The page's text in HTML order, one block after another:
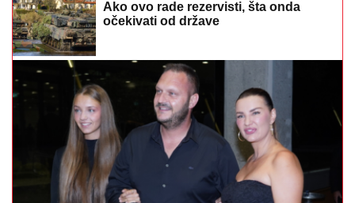
(FOTO) MILICU VELIČKOVIĆ ZADESILA NOVA
NEPRIJATNOST NA ADI BOJANIProlazi kroz agoniju,
oglasila se i otkrila šta se dešava nakon haosa sa
Terzom
DETONACIJA NA MALOM
KALEMEGDANU!
"Delije" u transu -
Zvezda dovela igrača Real Madrida!
Marina Tucaković iznajmljivala stan
gde je čuvala stvari vredne milion
evra, otkriveni detalji: "Futa je sve to
stavio u crne kese"